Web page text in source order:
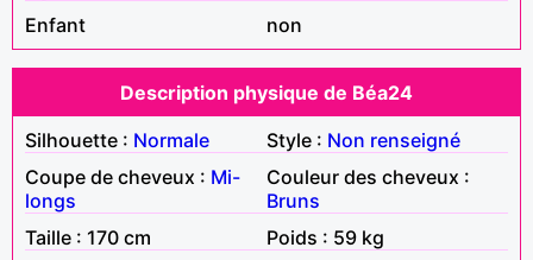
Enfant
non
Description physique de Béa24
Silhouette : Normale Style : Non renseigné
Coupe de cheveux : Mi-
longs
Couleur des cheveux :
Bruns
Taille : 170 cm
Poids : 59 kg